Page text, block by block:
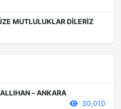
MUTLULUKLAR DİLERİZ
– ANKARA
30,010